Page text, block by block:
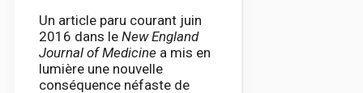
Un article paru courant juin
2016 dans le New England
Journal of Medicine a mis en
lumière une nouvelle
conséquence néfaste de